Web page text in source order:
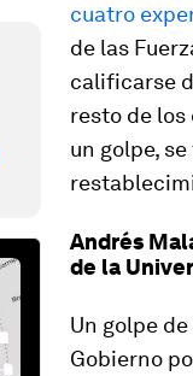
cuatro
de las
calificarse
resto de
un golpe,
Andrés
de la
Un golpe
Gobierno